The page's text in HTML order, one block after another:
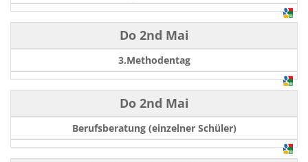
Do 2nd Mai
3.Methodentag
Do 2nd Mai
Berufsberatung (einzelner Schüler)